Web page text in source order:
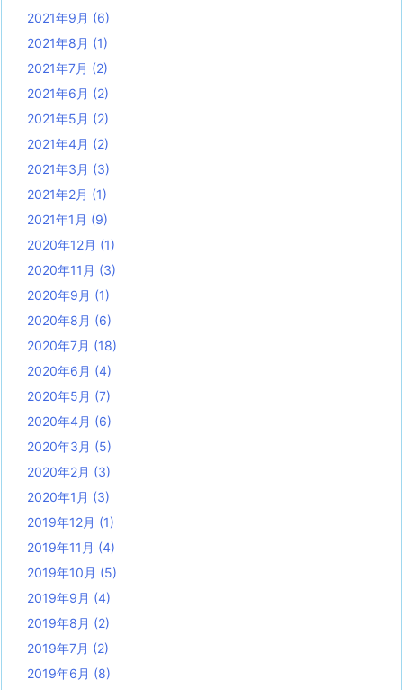
2021年9月 (6)
2021年8月 (1)
2021年7月 (2)
2021年6月 (2)
2021年5月 (2)
2021年4月 (2)
2021年3月 (3)
2021年2月 (1)
2021年1月 (9)
2020年12月 (1)
2020年11月 (3)
2020年9月 (1)
2020年8月 (6)
2020年7月 (18)
2020年6月 (4)
2020年5月 (7)
2020年4月 (6)
2020年3月 (5)
2020年2月 (3)
2020年1月 (3)
2019年12月 (1)
2019年11月 (4)
2019年10月 (5)
2019年9月 (4)
2019年8月 (2)
2019年7月 (2)
2019年6月 (8)